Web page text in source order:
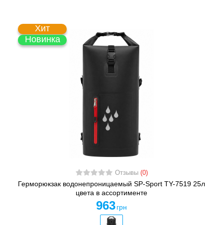
Хит
Новинка
Отзывы (0)
Герморюкзак водонепроницаемый SP-Sport TY-7519 25л
цвета в ассортименте
963 грн